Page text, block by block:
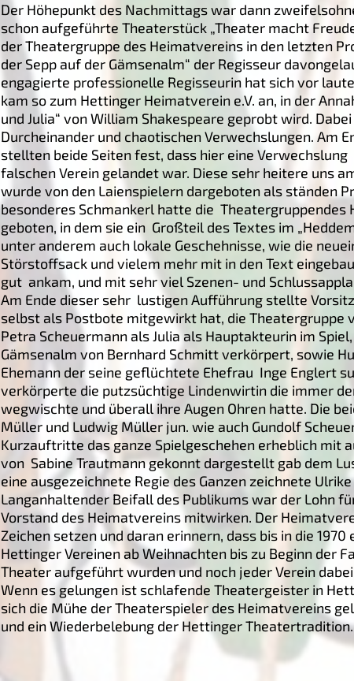
Der Höhepunkt des Nachmittags war dann
schon aufgeführte Theaterstück „Theater macht
der Theatergruppe des Heimatvereins in den letzten
der Sepp auf der Gämsenalm“ der Regisseur
engagierte professionelle Regisseurin hat sich vor
kam so zum Hettinger Heimatverein e.V. an, in der
und Julia“ von William Shakespeare geprobt wird.
Durcheinander und chaotischen Verwechslungen. Am
stellten beide Seiten fest, dass hier eine
falschen Verein gelandet war. Diese sehr heitere uns
wurde von den Laienspielern dargeboten als ständen
besonderes Schmankerl hatte die Theatergruppendes
geboten, in dem sie ein Großteil des Textes im
unter anderem auch lokale Geschehnisse, wie die
Störstoffsack und vielem mehr mit in den Text
gut ankam, und mit sehr viel Szenen- und
Am Ende dieser sehr lustigen Aufführung stellte
selbst als Postbote mitgewirkt hat, die Theatergruppe
Petra Scheuermann als Julia als Hauptakteurin im
Gämsenalm von Bernhard Schmitt verkörpert, sowie
Ehemann der seine geflüchtete Ehefrau Inge Englert
verkörperte die putzsüchtige Lindenwirtin die immer
wegwischte und überall ihre Augen Ohren hatte. Die
Müller und Ludwig Müller jun. wie auch Gundolf
Kurzauftritte das ganze Spielgeschehen erheblich mit
von Sabine Trautmann gekonnt dargestellt gab dem
eine ausgezeichnete Regie des Ganzen zeichnete
Langanhaltender Beifall des Publikums war der Lohn
Vorstand des Heimatvereins mitwirken. Der
Zeichen setzen und daran erinnern, dass bis in die
Hettinger Vereinen ab Weihnachten bis zu Beginn der
Theater aufgeführt wurden und noch jeder Verein
Wenn es gelungen ist schlafende Theatergeister in
sich die Mühe der Theaterspieler des Heimatvereins
und ein Wiederbelebung der Hettinger Theatertradition.